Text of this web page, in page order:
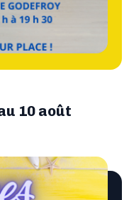
10 août